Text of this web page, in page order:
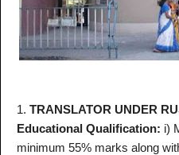
1. TRANSLATOR UNDER
Educational Qualification: i)
minimum 55% marks along